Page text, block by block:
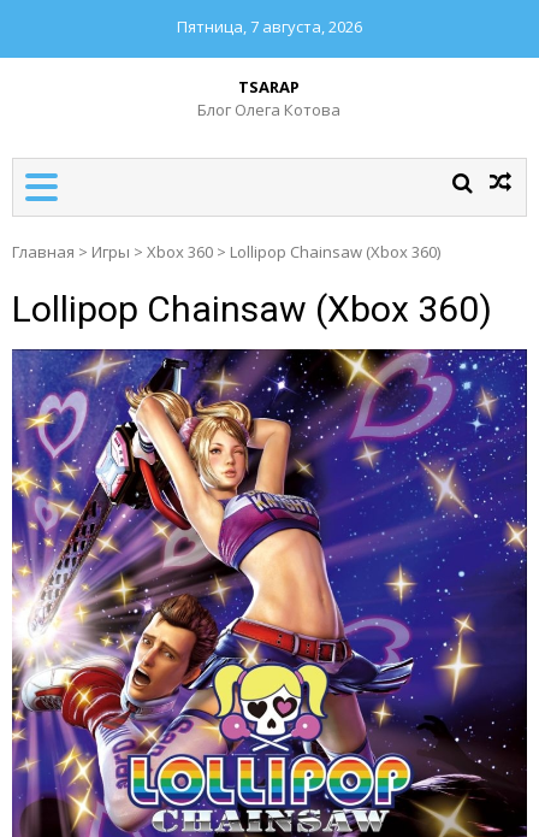
Пятница, 7 августа, 2026
TSARAP
Блог Олега Котова
Главная > Игры > Xbox 360 > Lollipop Chainsaw (Xbox 360)
Lollipop Chainsaw (Xbox 360)